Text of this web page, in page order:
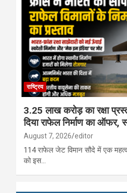
राष्ट्रिय
3.25 लाख करोड़ का रक्षा
दिया राफेल निर्माण का ऑफर,
August 7, 2026 editor
114 राफेल जेट विमान सौदे में एक
को इस…